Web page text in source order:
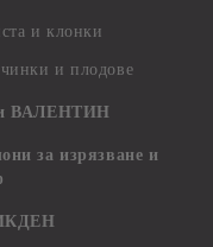
и клонки
и плодове
ВАЛЕНТИН
за изрязване и